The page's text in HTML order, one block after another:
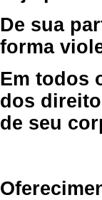
De sua
forma
Em todos
dos
de seu